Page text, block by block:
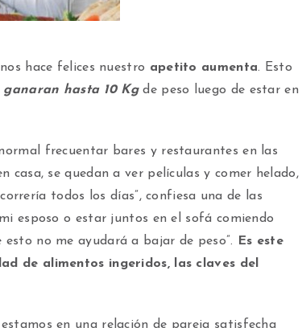
hace felices nuestro apetito aumenta. Esto
ganaran hasta 10 Kgde peso luego de estar en
frecuentar bares y restaurantes en las
casa, se quedan a ver películas y comer helado,
todos los días”, confiesa una de las
esposo o estar juntos en el sofá comiendo
no me ayudará a bajar de peso”.
Es este
de alimentos ingeridos, las claves del
en una relación de pareja satisfecha